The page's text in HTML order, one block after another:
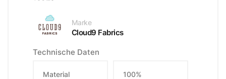
Marke
Cloud9 Fabrics
Technische Daten
Material
100%